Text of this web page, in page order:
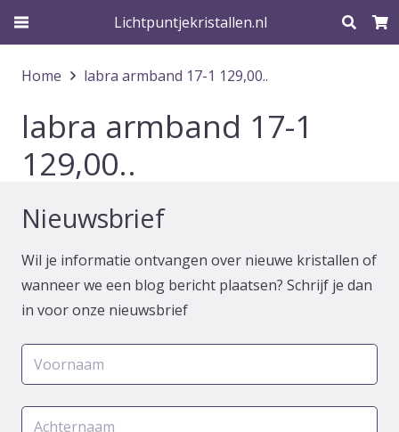
Lichtpuntjekristallen.nl
Home labra armband 17-1 129,00..
labra armband 17-1
129,00..
Nieuwsbrief
Wil je informatie ontvangen over nieuwe kristallen of
wanneer we een blog bericht plaatsen? Schrijf je dan
in voor onze nieuwsbrief